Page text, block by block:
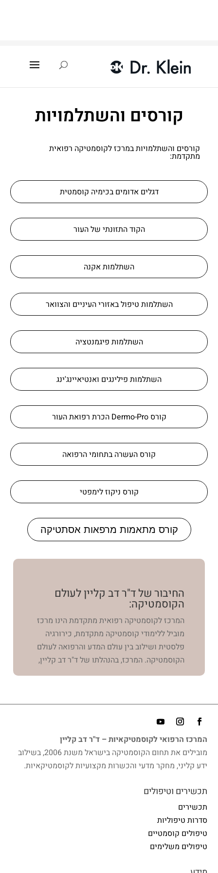
קורסים והשתלמויות
קורסים והשתלמויות במרכז לקוסמטיקה רפואית
מתקדמת:
דגלים אדומים בכימיה קוסמטית
הקוד התזונתי של העור
השתלמות אקנה
השתלמות טיפול באזורי העיניים והצוואר
השתלמות פיגמנטציה
השתלמות פילינגים ואנטיאיינג'ינג
קורס Dermo-Pro הכרת רפואת העור
קורס העשרה בתחומי הרפואה
קורס ניקוז לימפטי
קורס מתאמות מרפאות אסתטיקה
החיבור של ד"ר דב קליין לעולם
הקוסמטיקה:
המרכז לקוסמטיקה רפואית מתקדמת הינו מרכז
מוביל ללימודי קוסמטיקה מתקדמת, כירורגיה
פלסטית ושילוב בין עולם המדע והרפואה לעולם
הקוסמטיקה. המרכז, בהנהלתו של ד"ר דב קליין,
עובד בשיתוף פעולה צמוד עם האקדמיה למדעי
הקוסמטיקאית בתחומי הרפואה השונים.
בראש המרכז עומד רופא מומחה בכירורגיה
פלסטית, המוכר בעולם, ד"ר דב קליין. מאחוריו
עשרות שנות ניסיון בתחום הכירורגיה הפלסטית,
הצלחות רבות ולא פחות חשוב ד"ר דב קליין מוביל
הרפואה, אותו מוביל הד"ר אף זכה בפרס קפלן
היוקרתי. ד"ר דב קליין הינו חבר באיגוד הישראלי
לכירורגיה פלסטית ומתוקף תפקידו משתתף תדיר
בכנסים רפואיים גם על מנת להרצות וגם על מנת
המרכז הרפואי לקוסמטיקאיות – ד"ר דב קליין
מובילים את תחום הקוסמטיקה בישראל משנת 2006, בשילוב
ידע קליני, מחקר מדעי והכשרות מקצועיות לקוסמטיקאיות.
תכשירים וטיפולים
תכשירים
סדרות טיפוליות
טיפולים קוסמטיים
טיפולים משלימים